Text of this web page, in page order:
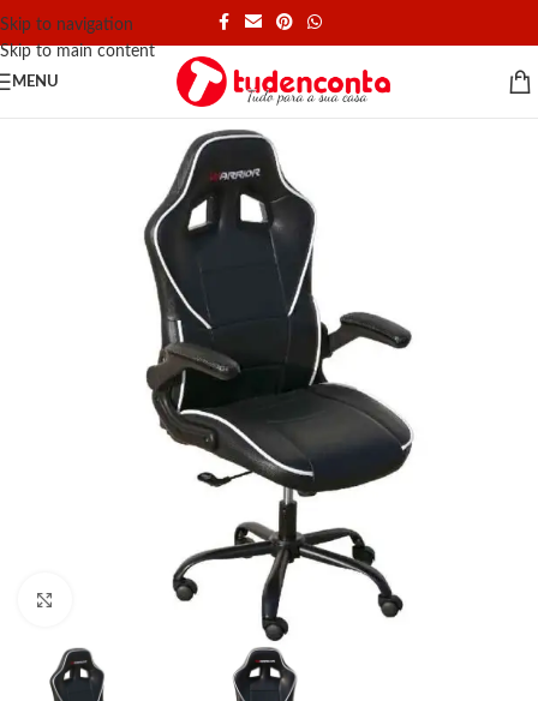
Skip to navigation
Skip to main content
MENU
Click para aumentar